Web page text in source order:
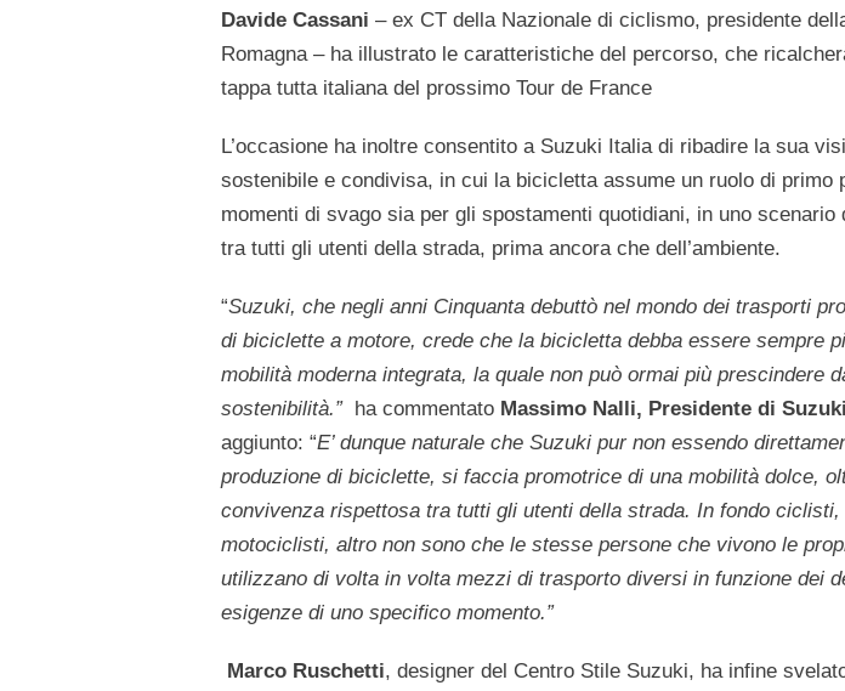
Davide Cassani – ex CT della Nazionale di ciclismo, presidente
Romagna – ha illustrato le caratteristiche del percorso, che
tappa tutta italiana del prossimo Tour de France
L’occasione ha inoltre consentito a Suzuki Italia di ribadire la sua
sostenibile e condivisa, in cui la bicicletta assume un ruolo di primo
momenti di svago sia per gli spostamenti quotidiani, in uno
tra tutti gli utenti della strada, prima ancora che dell’ambiente.
“Suzuki, che negli anni Cinquanta debuttò nel mondo dei trasporti
di biciclette a motore, crede che la bicicletta debba essere sempre
mobilità moderna integrata, la quale non può ormai più prescindere
sostenibilità.” ha commentato Massimo Nalli, Presidente di
aggiunto: “E’ dunque naturale che Suzuki pur non essendo
produzione di biciclette, si faccia promotrice di una mobilità dolce,
convivenza rispettosa tra tutti gli utenti della strada. In fondo ciclisti,
motociclisti, altro non sono che le stesse persone che vivono le
utilizzano di volta in volta mezzi di trasporto diversi in funzione dei
esigenze di uno specifico momento.”
Marco Ruschetti, designer del Centro Stile Suzuki, ha infine